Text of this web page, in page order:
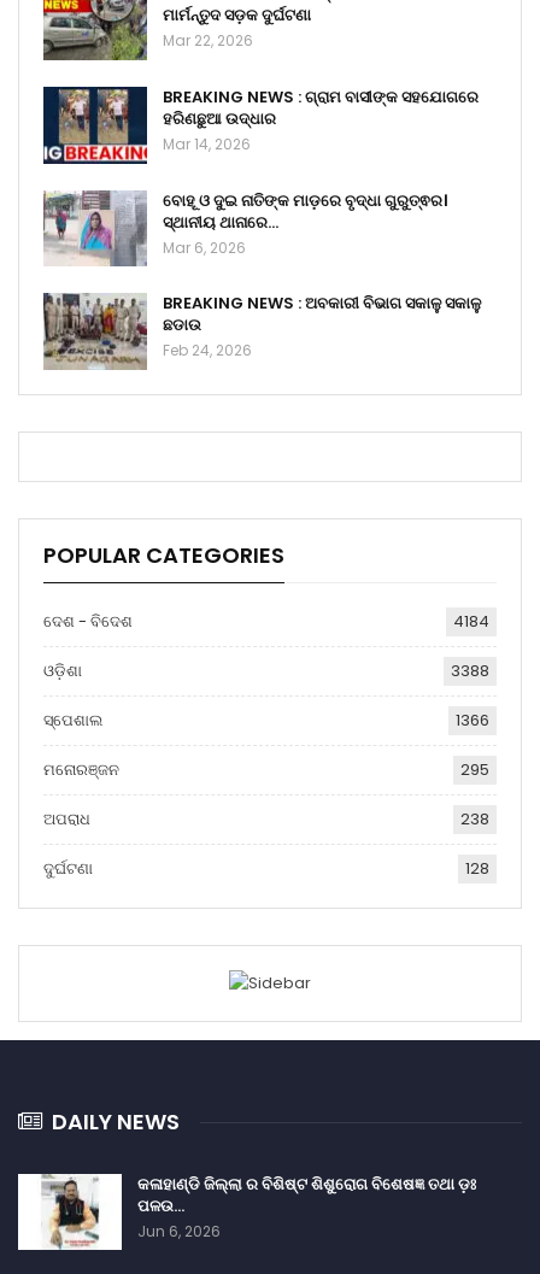
ମାର୍ମନ୍ତୁଦ ସଡ଼କ ଦୁର୍ଘଟଣା
Mar 22, 2026
BREAKING NEWS : ଗ୍ରାମ ବାସୀଙ୍କ ସହଯୋଗରେ
ହରିଣଛୁଆ ଉଦ୍ଧାର
Mar 14, 2026
ବୋହୂ ଓ ଦୁଇ ନାତିଙ୍କ ମାଡ଼ରେ ବୃଦ୍ଧା ଗୁରୁତ୍ଵର।
ସ୍ଥାନୀୟ ଥାନାରେ…
Mar 6, 2026
BREAKING NEWS : ଅବକାରୀ ବିଭାଗ ସକାଳୁ ସକାଳୁ
ଛଡାଉ
Feb 24, 2026
POPULAR CATEGORIES
ଦେଶ - ବିଦେଶ 4184
ଓଡ଼ିଶା 3388
ସ୍ପେଶାଲ 1366
ମନୋରଞ୍ଜନ 295
ଅପରାଧ 238
ଦୁର୍ଘଟଣା 128
DAILY NEWS
କଳାହାଣ୍ଡି ଜିଲ୍ଲା ର ବିଶିଷ୍ଟ ଶିଶୁରୋଗ ବିଶେଷଜ୍ଞ ତଥା ଡ଼ଃ
ପଳଉ…
Jun 6, 2026